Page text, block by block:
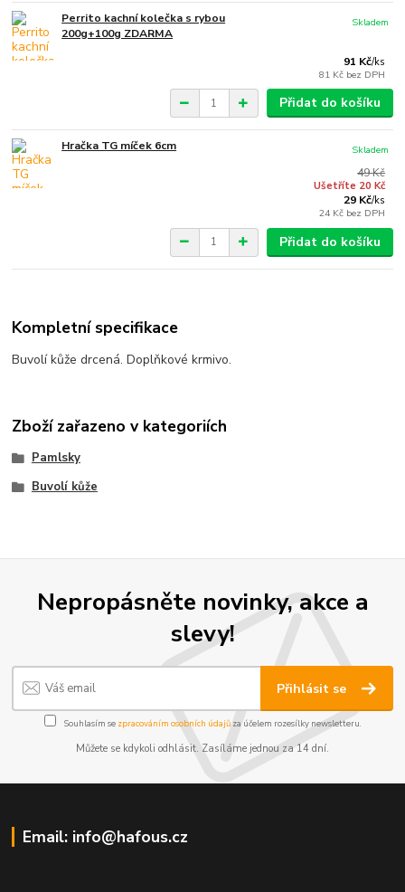
Perrito kachní kolečka s rybou
200g+100g ZDARMA
91 Kč/ks
81 Kč bez DPH
Skladem
Přidat do košíku
Hračka TG míček 6cm
49 Kč
Ušetříte 20 Kč
29 Kč/ks
24 Kč bez DPH
Skladem
Přidat do košíku
Kompletní specifikace
Buvolí kůže drcená. Doplňkové krmivo.
Zboží zařazeno v kategoriích
Pamlsky
Buvolí kůže
Nepropásněte novinky, akce a
slevy!
Přihlásit se
Souhlasím se zpracováním osobních údajůza účelem rozesílky newsletteru.
Můžete se kdykoli odhlásit. Zasíláme jednou za 14 dní.
Email: info@hafous.cz